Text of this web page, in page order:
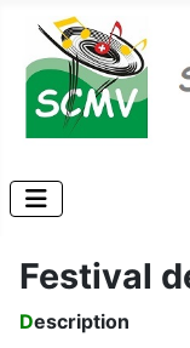
Festival
Description